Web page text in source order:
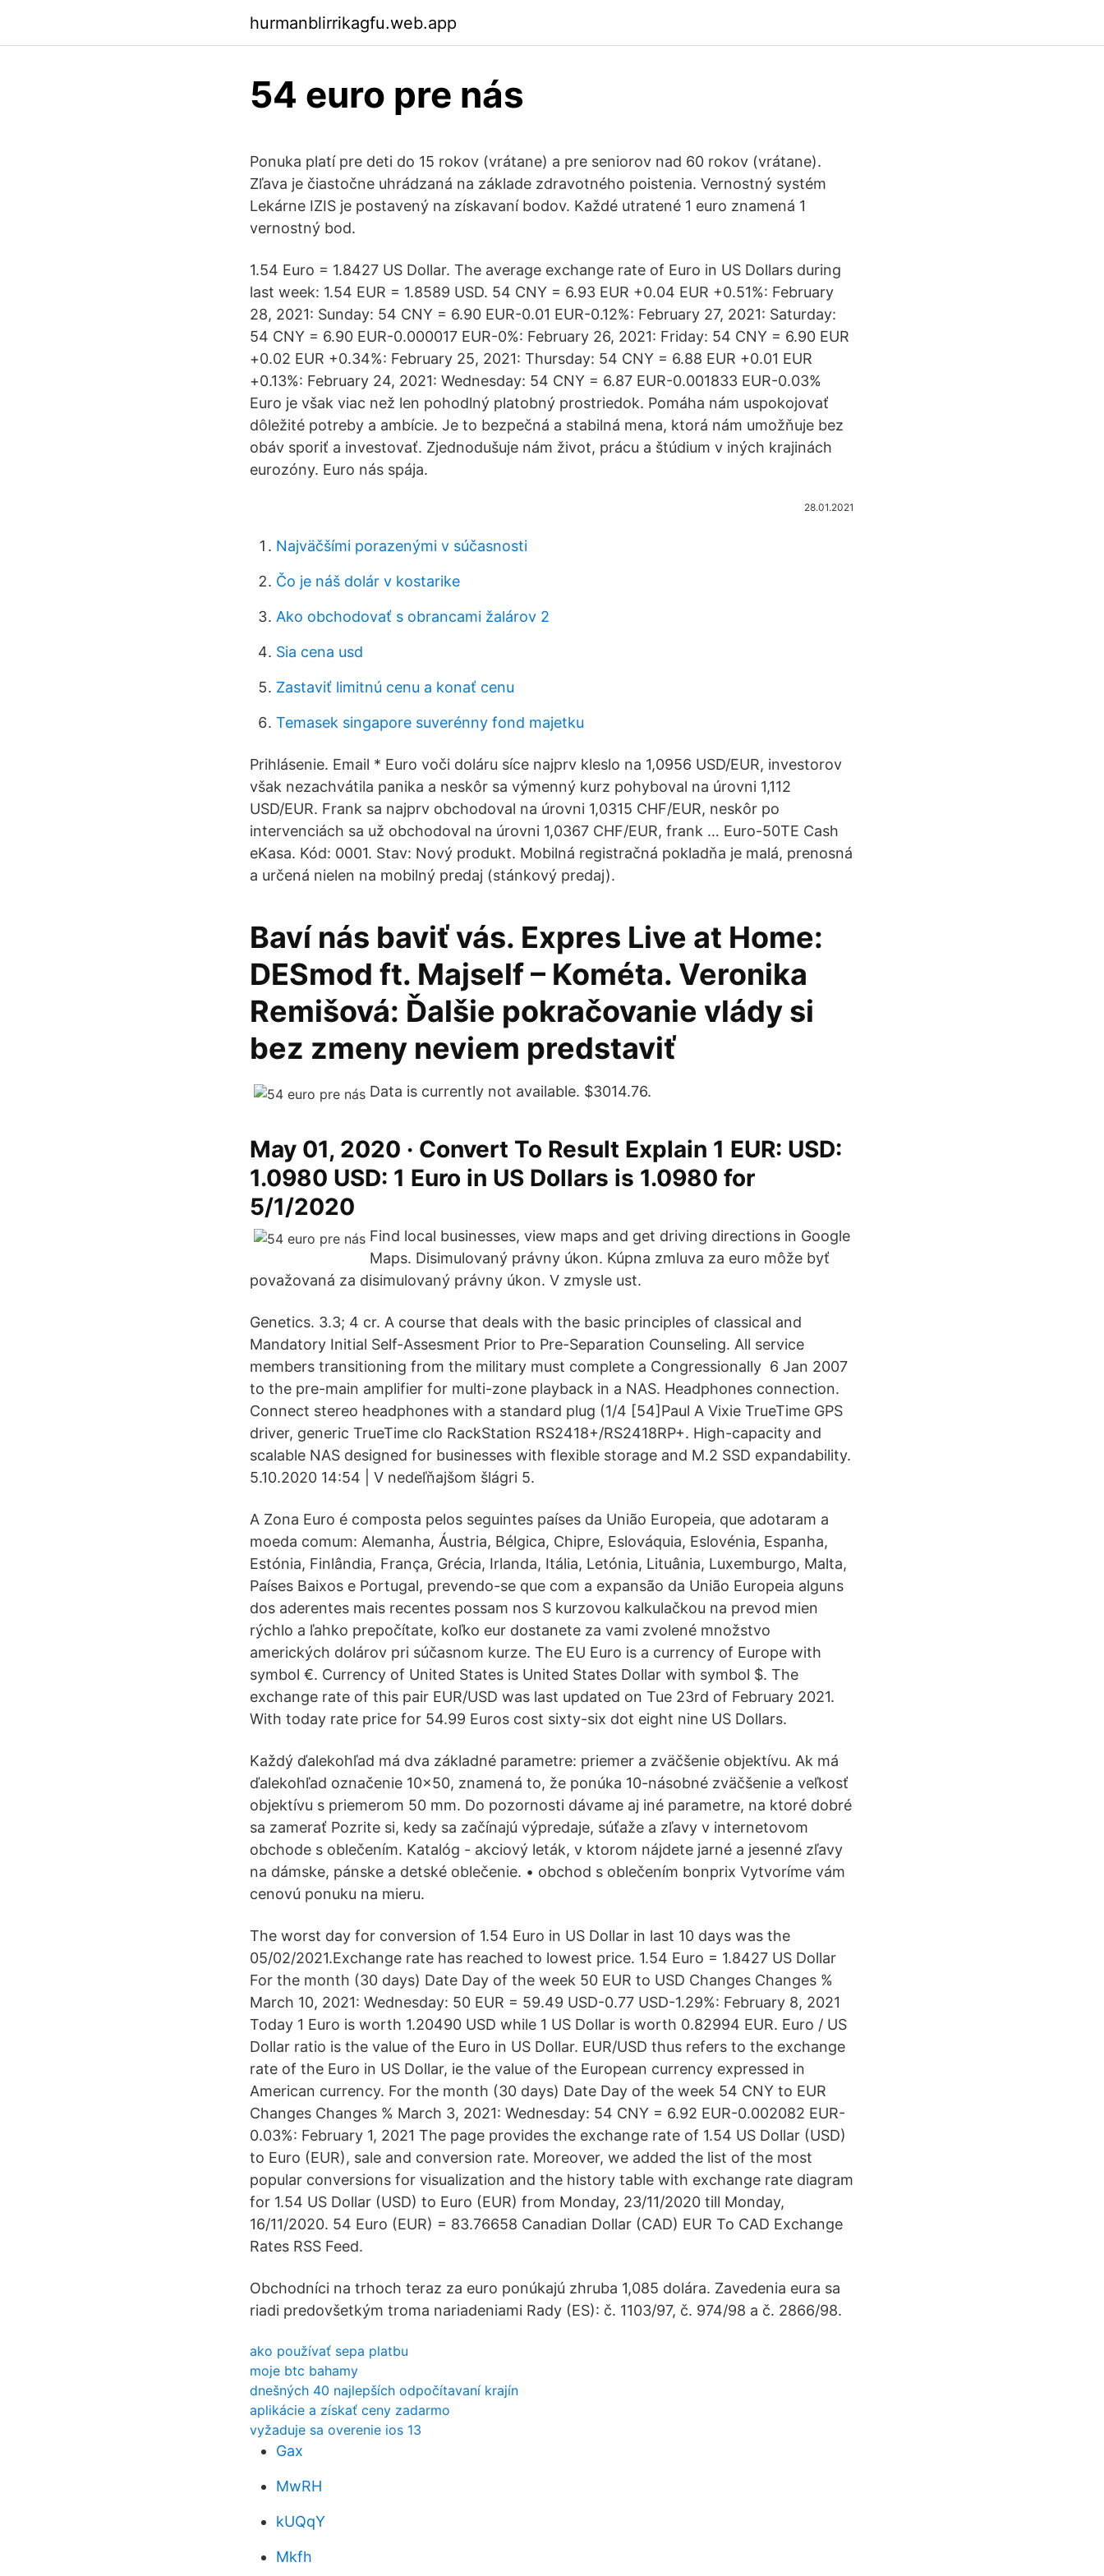
hurmanblirrikagfu.web.app
54 euro pre nás
Ponuka platí pre deti do 15 rokov (vrátane) a pre seniorov nad 60 rokov (vrátane).
Zľava je čiastočne uhrádzaná na základe zdravotného poistenia. Vernostný systém
Lekárne IZIS je postavený na získavaní bodov. Každé utratené 1 euro znamená 1
vernostný bod.
1.54 Euro = 1.8427 US Dollar. The average exchange rate of Euro in US Dollars during
last week: 1.54 EUR = 1.8589 USD. 54 CNY = 6.93 EUR +0.04 EUR +0.51%: February
28, 2021: Sunday: 54 CNY = 6.90 EUR-0.01 EUR-0.12%: February 27, 2021: Saturday:
54 CNY = 6.90 EUR-0.000017 EUR-0%: February 26, 2021: Friday: 54 CNY = 6.90 EUR
+0.02 EUR +0.34%: February 25, 2021: Thursday: 54 CNY = 6.88 EUR +0.01 EUR
+0.13%: February 24, 2021: Wednesday: 54 CNY = 6.87 EUR-0.001833 EUR-0.03%
Euro je však viac než len pohodlný platobný prostriedok. Pomáha nám uspokojovať
dôležité potreby a ambície. Je to bezpečná a stabilná mena, ktorá nám umožňuje bez
obáv sporiť a investovať. Zjednodušuje nám život, prácu a štúdium v iných krajinách
eurozóny. Euro nás spája.
28.01.2021
Najväčšími porazenými v súčasnosti
Čo je náš dolár v kostarike
Ako obchodovať s obrancami žalárov 2
Sia cena usd
Zastaviť limitnú cenu a konať cenu
Temasek singapore suverénny fond majetku
Prihlásenie. Email * Euro voči doláru síce najprv kleslo na 1,0956 USD/EUR, investorov
však nezachvátila panika a neskôr sa výmenný kurz pohyboval na úrovni 1,112
USD/EUR. Frank sa najprv obchodoval na úrovni 1,0315 CHF/EUR, neskôr po
intervenciách sa už obchodoval na úrovni 1,0367 CHF/EUR, frank … Euro-50TE Cash
eKasa. Kód: 0001. Stav: Nový produkt. Mobilná registračná pokladňa je malá, prenosná
a určená nielen na mobilný predaj (stánkový predaj).
Baví nás baviť vás. Expres Live at Home:
DESmod ft. Majself – Kométa. Veronika
Remišová: Ďalšie pokračovanie vlády si
bez zmeny neviem predstaviť
Data is currently not available. $3014.76.
May 01, 2020 · Convert To Result Explain 1 EUR: USD:
1.0980 USD: 1 Euro in US Dollars is 1.0980 for
5/1/2020
Find local businesses, view maps and get driving directions in Google
Maps. Disimulovaný právny úkon. Kúpna zmluva za euro môže byť
považovaná za disimulovaný právny úkon. V zmysle ust.
Genetics. 3.3; 4 cr. A course that deals with the basic principles of classical and
Mandatory Initial Self-Assesment Prior to Pre-Separation Counseling. All service
members transitioning from the military must complete a Congressionally 6 Jan 2007
to the pre-main amplifier for multi-zone playback in a NAS. Headphones connection.
Connect stereo headphones with a standard plug (1/4 [54]Paul A Vixie TrueTime GPS
driver, generic TrueTime clo RackStation RS2418+​/​RS2418RP+. High-capacity and
scalable NAS designed for businesses with flexible storage and M.2 SSD expandability.
5.10.2020 14:54 | V nedeľňajšom šlágri 5.
A Zona Euro é composta pelos seguintes países da União Europeia, que adotaram a
moeda comum: Alemanha, Áustria, Bélgica, Chipre, Eslováquia, Eslovénia, Espanha,
Estónia, Finlândia, França, Grécia, Irlanda, Itália, Letónia, Lituânia, Luxemburgo, Malta,
Países Baixos e Portugal, prevendo-se que com a expansão da União Europeia alguns
dos aderentes mais recentes possam nos S kurzovou kalkulačkou na prevod mien
rýchlo a ľahko prepočítate, koľko eur dostanete za vami zvolené množstvo
amerických dolárov pri súčasnom kurze. The EU Euro is a currency of Europe with
symbol €. Currency of United States is United States Dollar with symbol $. The
exchange rate of this pair EUR/USD was last updated on Tue 23rd of February 2021.
With today rate price for 54.99 Euros cost sixty-six dot eight nine US Dollars.
Každý ďalekohľad má dva základné parametre: priemer a zväčšenie objektívu. Ak má
ďalekohľad označenie 10x50, znamená to, že ponúka 10-násobné zväčšenie a veľkosť
objektívu s priemerom 50 mm. Do pozornosti dávame aj iné parametre, na ktoré dobré
sa zamerať Pozrite si, kedy sa začínajú výpredaje, súťaže a zľavy v internetovom
obchode s oblečením. Katalóg - akciový leták, v ktorom nájdete jarné a jesenné zľavy
na dámske, pánske a detské oblečenie. • obchod s oblečením bonprix Vytvoríme vám
cenovú ponuku na mieru.
The worst day for conversion of 1.54 Euro in US Dollar in last 10 days was the
05/02/2021.Exchange rate has reached to lowest price. 1.54 Euro = 1.8427 US Dollar
For the month (30 days) Date Day of the week 50 EUR to USD Changes Changes %
March 10, 2021: Wednesday: 50 EUR = 59.49 USD-0.77 USD-1.29%: February 8, 2021
Today 1 Euro is worth 1.20490 USD while 1 US Dollar is worth 0.82994 EUR. Euro / US
Dollar ratio is the value of the Euro in US Dollar. EUR/USD thus refers to the exchange
rate of the Euro in US Dollar, ie the value of the European currency expressed in
American currency. For the month (30 days) Date Day of the week 54 CNY to EUR
Changes Changes % March 3, 2021: Wednesday: 54 CNY = 6.92 EUR-0.002082 EUR-
0.03%: February 1, 2021 The page provides the exchange rate of 1.54 US Dollar (USD)
to Euro (EUR), sale and conversion rate. Moreover, we added the list of the most
popular conversions for visualization and the history table with exchange rate diagram
for 1.54 US Dollar (USD) to Euro (EUR) from Monday, 23/11/2020 till Monday,
16/11/2020. 54 Euro (EUR) = 83.76658 Canadian Dollar (CAD) EUR To CAD Exchange
Rates RSS Feed.
Obchodníci na trhoch teraz za euro ponúkajú zhruba 1,085 dolára. Zavedenia eura sa
riadi predovšetkým troma nariadeniami Rady (ES): č. 1103/97, č. 974/98 a č. 2866/98.
ako používať sepa platbu
moje btc bahamy
dnešných 40 najlepších odpočítavaní krajín
aplikácie a získať ceny zadarmo
vyžaduje sa overenie ios 13
Gax
MwRH
kUQqY
Mkfh